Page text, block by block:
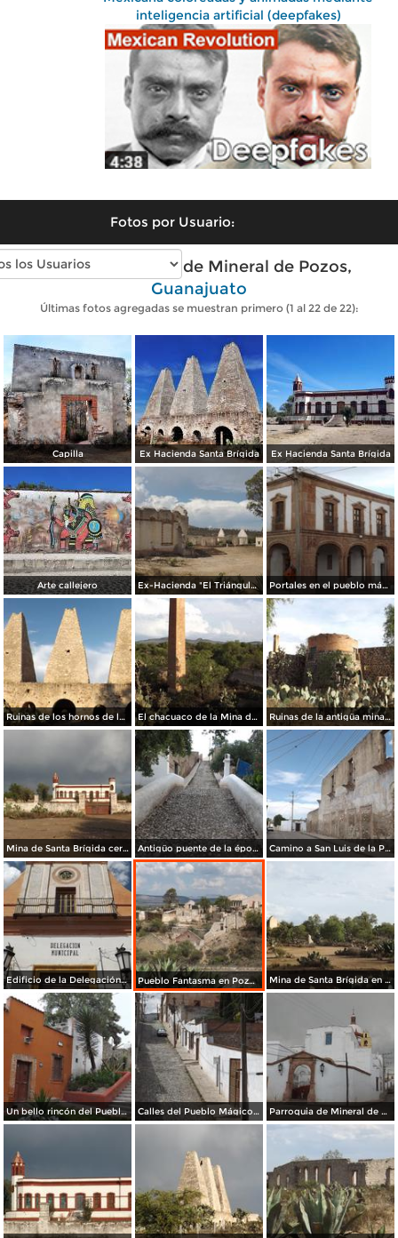
inteligencia artificial (deepfakes)
Fotos por Usuario:
Fotos modernas de Mineral de Pozos,
Guanajuato
Últimas fotos agregadas se muestran primero (1 al 22 de 22):
Capilla Ex Hacienda Santa Brígida Ex Hacienda Santa Brígida
Arte callejero Ex-Hacienda "El Triángulo" siglo XIX. Abril/2014 Portales en el pueblo mágico de Pozos. Abril/2014
Ruinas de los hornos de la Mina Santa Brígida. Abril/2014 El chacuaco de la Mina de Santa Brígida. Abril/2014 Ruinas de la antigüa mina de Santa Brígida. Abril/2014
Mina de Santa Brígida cerca de Pozos. Abril/2014 Antigüo puente de la época del auge minero siglo XIX. Abril/2014 Camino a San Luis de la Paz y ruinas de Mineral de Pozos. Abril/2014
Edificio de la Delegación Municipal en Pozos. Abril/2014 Pueblo Fantasma en Pozos. Abril/2014 Mina de Santa Brígida en los alrededores de Pozos. Abril/2014
Un bello rincón del Pueblo Mágico de Pozos. Abril/2014 Calles del Pueblo Mágico de Pozos. Abril/2014 Parroquia de Mineral de Pozos. Abril/2014